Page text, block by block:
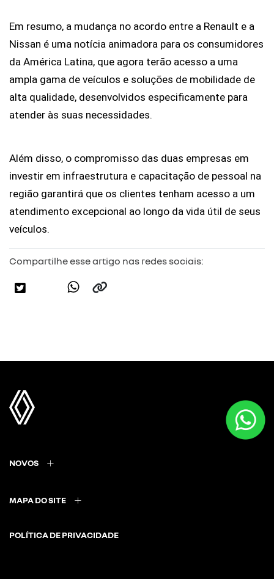
Em resumo, a mudança no acordo entre a Renault e a
Nissan é uma notícia animadora para os consumidores
da América Latina, que agora terão acesso a uma
ampla gama de veículos e soluções de mobilidade de
alta qualidade, desenvolvidos especificamente para
atender às suas necessidades.
Além disso, o compromisso das duas empresas em
investir em infraestrutura e capacitação de pessoal na
região garantirá que os clientes tenham acesso a um
atendimento excepcional ao longo da vida útil de seus
veículos.
Compartilhe esse artigo nas redes sociais:
NOVOS
MAPA DO SITE
POLÍTICA DE PRIVACIDADE